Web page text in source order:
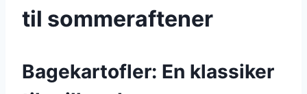
til sommeraftener
Bagekartofler: En klassiker